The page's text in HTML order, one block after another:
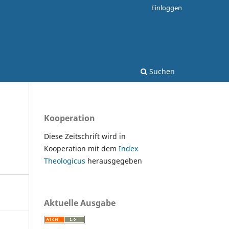
Suchen
Einloggen
Kooperation
Diese Zeitschrift wird in
Kooperation mit dem Index
Theologicus herausgegeben
Aktuelle Ausgabe